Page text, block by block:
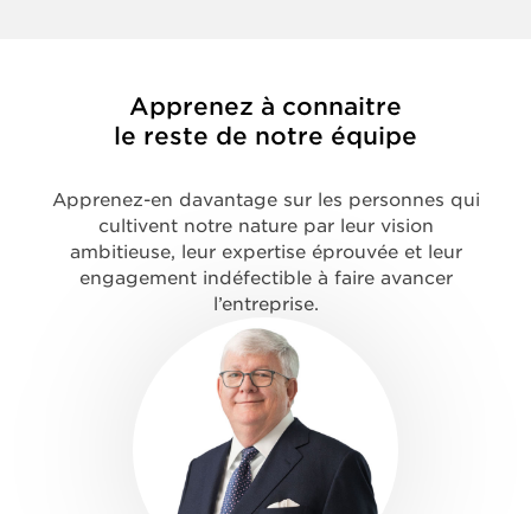
Apprenez à connaitre
le reste de notre équipe
Apprenez-en davantage sur les personnes qui
cultivent notre nature par leur vision
ambitieuse, leur expertise éprouvée et leur
engagement indéfectible à faire avancer
l’entreprise.